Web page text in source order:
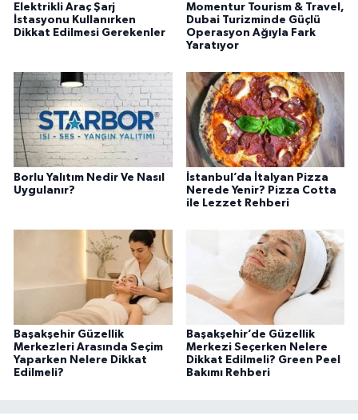
Elektrikli Araç Şarj
İstasyonu Kullanırken
Dikkat Edilmesi Gerekenler
Momentur Tourism & Travel,
Dubai Turizminde Güçlü
Operasyon Ağıyla Fark
Yaratıyor
Borlu Yalıtım Nedir Ve Nasıl
Uygulanır?
İstanbul’da İtalyan Pizza
Nerede Yenir? Pizza Cotta
ile Lezzet Rehberi
Başakşehir Güzellik
Merkezleri Arasında Seçim
Yaparken Nelere Dikkat
Edilmeli?
Başakşehir’de Güzellik
Merkezi Seçerken Nelere
Dikkat Edilmeli? Green Peel
Bakımı Rehberi